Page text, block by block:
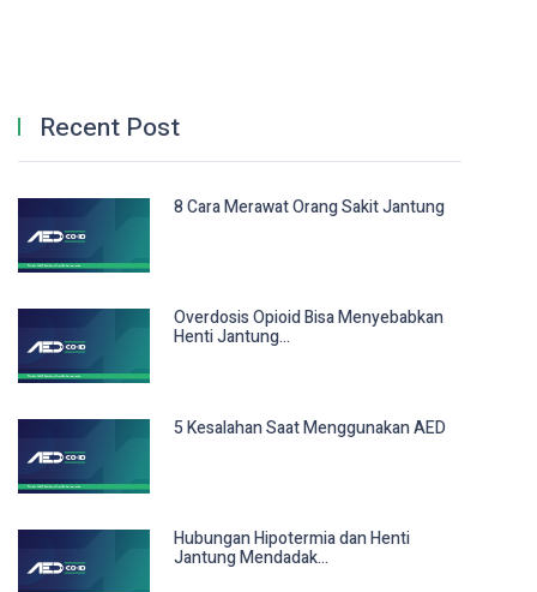
Recent Post
8 Cara Merawat Orang Sakit Jantung
Overdosis Opioid Bisa Menyebabkan
Henti Jantung...
5 Kesalahan Saat Menggunakan AED
Hubungan Hipotermia dan Henti
Jantung Mendadak...